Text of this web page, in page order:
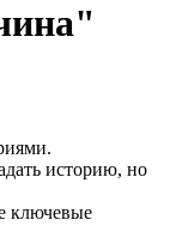
историю, но
ключевые